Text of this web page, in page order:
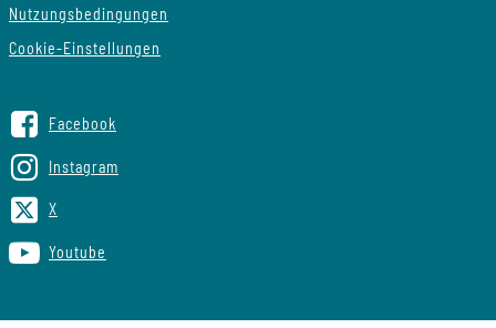
Nutzungsbedingungen
Cookie-Einstellungen
Facebook
Instagram
X
Youtube